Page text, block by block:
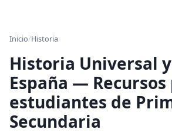
Inicio/Historia
Historia Universal
España — Recursos
estudiantes de
Secundaria